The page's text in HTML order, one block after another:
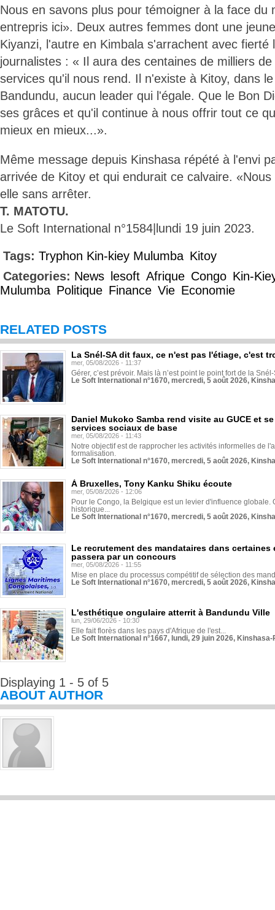
Nous en savons plus pour témoigner à la face du
entrepris ici». Deux autres femmes dont une
Kiyanzi, l'autre en Kimbala s'arrachent avec fierté
journalistes : « Il aura des centaines de milliers
services qu'il nous rend. Il n'existe à Kitoy, dans
Bandundu, aucun leader qui l'égale. Que le Bon
ses grâces et qu'il continue à nous offrir tout ce
mieux en mieux...».
Même message depuis Kinshasa répété à l'envi
arrivée de Kitoy et qui endurait ce calvaire.
elle sans arrêter.
T. MATOTU.
Le Soft International n°1584|lundi 19 juin 2023.
Tags: Tryphon Kin-kiey Mulumba Kitoy
Categories: News lesoft Afrique Congo Kin-
Mulumba Politique Finance Vie Economie
RELATED POSTS
La Snél-SA dit faux, ce n'est pas l'étiage, c'est
mer, 05/08/2026 - 11:37
Gérer, c’est prévoir. Mais là n’est point le point fort de la
Le Soft International n°1670, mercredi, 5 août 2026,
Daniel Mukoko Samba rend visite au GUCE et
services sociaux de base
mer, 05/08/2026 - 11:43
Notre objectif est de rapprocher les activités informelles de
formalisation.
Le Soft International n°1670, mercredi, 5 août 2026,
À Bruxelles, Tony Kanku Shiku écoute
mer, 05/08/2026 - 12:06
Pour le Congo, la Belgique est un levier d'influence globale.
historique...
Le Soft International n°1670, mercredi, 5 août 2026,
Le recrutement des mandataires dans
passera par un concours
mer, 05/08/2026 - 11:55
Mise en place du processus compétitif de sélection des
Le Soft International n°1670, mercredi, 5 août 2026,
L'esthétique ongulaire atterrit à Bandundu Ville
lun, 29/06/2026 - 10:30
Elle fait florès dans les pays d'Afrique de l'est...
Le Soft International n°1667, lundi, 29 juin 2026,
Displaying 1 - 5 of 5
ABOUT AUTHOR